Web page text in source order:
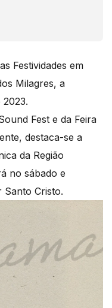
Festividades em
Milagres, a
Fest e da Feira
destaca-se a
da Região
no sábado e
Santo Cristo.